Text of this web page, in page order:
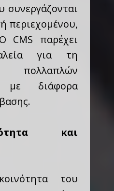
συνεργάζονται
περιεχομένου,
CMS παρέχει
για τη
πολλαπλών
με διάφορα
και
του